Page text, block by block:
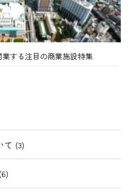
業する注目の商業施設特集
て (3)